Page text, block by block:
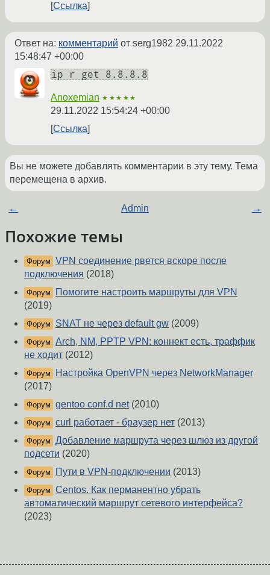
Ссылка
Ответ на: комментарий от serg1982 29.11.2022
15:48:47 +00:00
ip r get 8.8.8.8
Anoxemian ★★★★★
29.11.2022 15:54:24 +00:00
Ссылка
Вы не можете добавлять комментарии в эту тему. Тема
перемещена в архив.
← Admin →
Похожие темы
Форум VPN соединение рвется вскоре после
подключения (2018)
Форум
Помогите настроить маршруты для VPN
(2019)
Форум SNAT не через default gw (2009)
Форум Arch, NM, PPTP VPN: коннект есть, траффик
не ходит (2012)
Форум
Настройка OpenVPN через NetworkManager
(2017)
Форум gentoo conf.d net(2010)
Форум curl работает - браузер нет (2013)
Форум Добавление маршрута через шлюз из другой
подсети (2020)
Форум Пути в VPN-подключении (2013)
Форум Centos. Как перманентно убрать
автоматический маршрут сетевого интерфейса?
(2023)